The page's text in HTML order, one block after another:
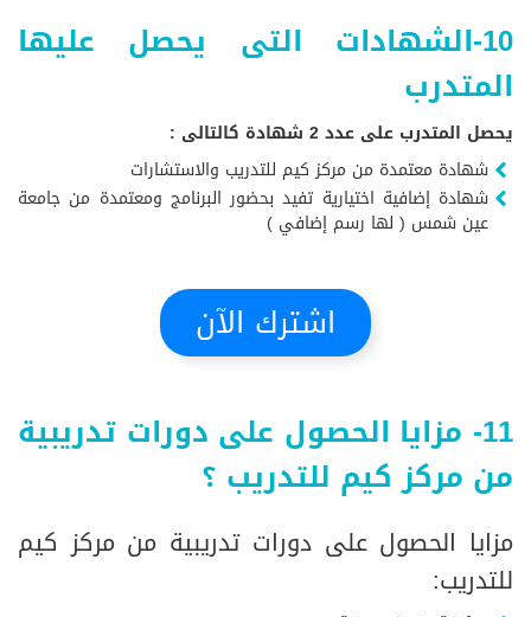
10-الشهادات التى يحصل عليها
المتدرب
يحصل المتدرب على عدد 2 شهادة كالتالى :
شهادة معتمدة من مركز كيم للتدريب والاستشارات
شهادة إضافية اختيارية تفيد بحضور البرنامج ومعتمدة من جامعة
عين شمس ( لها رسم إضافي )
اشترك الآن
11- مزايا الحصول على دورات تدريبية
من مركز كيم للتدريب ؟
مزايا الحصول على دورات تدريبية من مركز كيم
للتدريب: